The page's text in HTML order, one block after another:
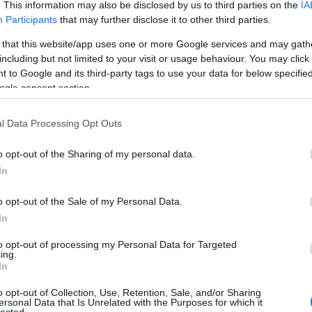
This information may also be disclosed by us to third parties on the
Participants that may further disclose it to other third parties.
that this website/app uses one or more Google services and may
but not limited to your visit or usage behaviour. You may
to Google and its third-party tags to use your data for below
consent section.
Data Processing Opt Outs
opt-out of the Sharing of my personal data.
opt-out of the Sale of my Personal Data.
opt-out of processing my Personal Data for Targeted
opt-out of Collection, Use, Retention, Sale, and/or Sharing
Data that Is Unrelated with the Purposes for which it